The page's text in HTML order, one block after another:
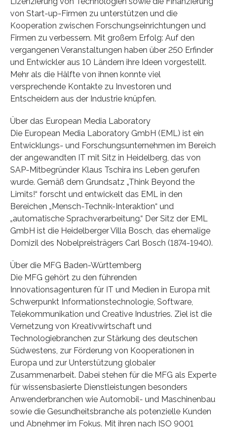
von Start-up-Firmen zu unterstützen und die
Kooperation zwischen Forschungseinrichtungen und
Firmen zu verbessern. Mit großem Erfolg: Auf den
vergangenen Veranstaltungen haben über 250 Erfinder
und Entwickler aus 10 Ländern ihre Ideen vorgestellt.
Mehr als die Hälfte von ihnen konnte viel
versprechende Kontakte zu Investoren und
Entscheidern aus der Industrie knüpfen.
Über das European Media Laboratory
Die European Media Laboratory GmbH (EML) ist ein
Entwicklungs- und Forschungsunternehmen im Bereich
der angewandten IT mit Sitz in Heidelberg, das von
SAP-Mitbegründer Klaus Tschira ins Leben gerufen
wurde. Gemäß dem Grundsatz „Think Beyond the
Limits!“ forscht und entwickelt das EML in den
Bereichen „Mensch-Technik-Interaktion“ und
„automatische Sprachverarbeitung.“ Der Sitz der EML
GmbH ist die Heidelberger Villa Bosch, das ehemalige
Domizil des Nobelpreisträgers Carl Bosch (1874-1940).
Über die MFG Baden-Württemberg
Die MFG gehört zu den führenden
Innovationsagenturen für IT und Medien in Europa mit
Schwerpunkt Informationstechnologie, Software,
Telekommunikation und Creative Industries. Ziel ist die
Vernetzung von Kreativwirtschaft und
Technologiebranchen zur Stärkung des deutschen
Südwestens, zur Förderung von Kooperationen in
Europa und zur Unterstützung globaler
Zusammenarbeit. Dabei stehen für die MFG als Experte
für wissensbasierte Dienstleistungen besonders
Anwenderbranchen wie Automobil- und Maschinenbau
sowie die Gesundheitsbranche als potenzielle Kunden
und Abnehmer im Fokus. Mit ihren nach ISO 9001